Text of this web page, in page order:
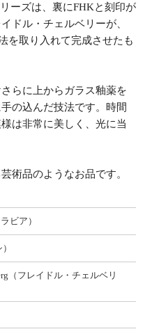
ーズは、裏にFHKと刻印が
ドル・チェルベリーが、
を取り入れて完成させたも
らに上からガラス釉薬を
の込んだ技法です。時間
は非常に美しく、光に当
術品のようなお品です。
ビア）
（フレイドル・チェルベリ